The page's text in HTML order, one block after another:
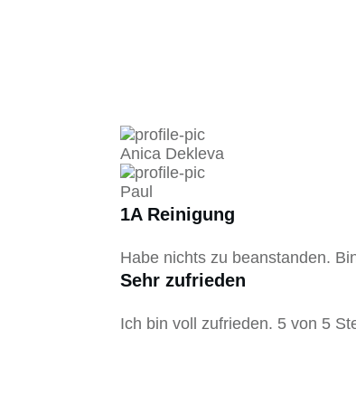
Anica Dekleva
Paul
1A Reinigung
Habe nichts zu beanstanden.
Sehr zufrieden
Ich bin voll zufrieden. 5 von 5